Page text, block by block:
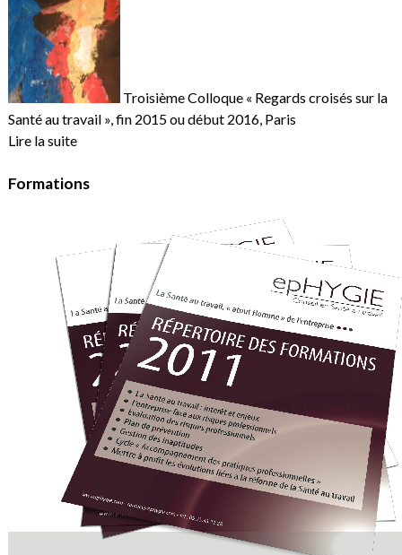
Troisième Colloque « Regards croisés sur la
Santé au travail », fin 2015 ou début 2016, Paris
Lire la suite
Formations